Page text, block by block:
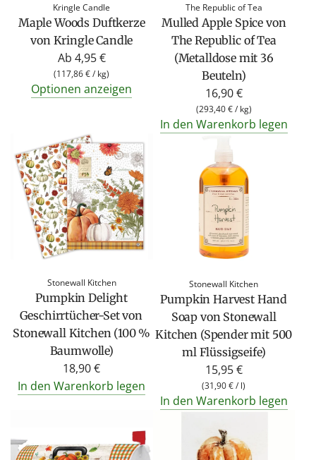
e
i
s
Kringle Candle
Maple Woods Duftkerze
von Kringle Candle
Ab 4,95 €
(117,86 €/ kg)
Optionen anzeigen
The Republic of Tea
Mulled Apple Spice von
The Republic of Tea
(Metalldose mit 36
Beuteln)
16,90 €
(293,40 €/ kg)
In den Warenkorb legen
Stonewall Kitchen
Pumpkin Delight
Geschirrtücher-Set von
Stonewall Kitchen (100 %
Baumwolle)
18,90 €
In den Warenkorb legen
Stonewall Kitchen
Pumpkin Harvest Hand
Soap von Stonewall
Kitchen (Spender mit 500
ml Flüssigseife)
15,95 €
(31,90 €/ l)
In den Warenkorb legen